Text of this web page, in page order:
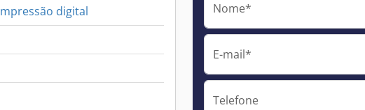
digital
Nome*
E-mail*
Telefone